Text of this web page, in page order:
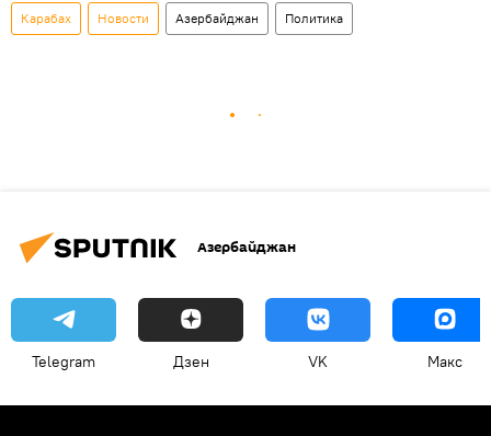
Карабах Новости Азербайджан Политика
Азербайджан
Telegram Дзен VK Макс